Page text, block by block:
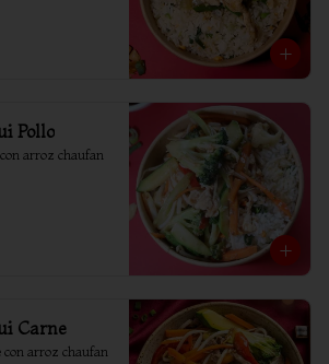
Pollo
arroz chaufan
Carne
con arroz chaufan